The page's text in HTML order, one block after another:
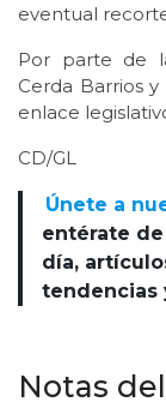
eventual
Por parte de
Cerda Barrios
enlace
CD/GL
Únete a
entérate
día,
tendencias
Notas